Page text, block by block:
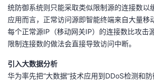
统防御系统则只能采取类似限制源的连接数以
应用而言，正常访问源即智能终端来自大量移
每个正常源IP（移动网关IP）的连接数比攻击
限制连接数的做法会直接导致访问中断。
引入大数据分析
华为率先把“大数据”技术应用到DDoS检测和